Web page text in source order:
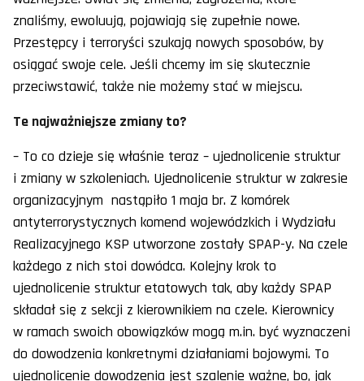
znaliśmy, ewoluują, pojawiają się zupełnie nowe.
Przestępcy i terroryści szukają nowych sposobów, by
osiągać swoje cele. Jeśli chcemy im się skutecznie
przeciwstawić, także nie możemy stać w miejscu.
Te najważniejsze zmiany to?
– To co dzieje się właśnie teraz – ujednolicenie struktur
i zmiany w szkoleniach. Ujednolicenie struktur w zakresie
organizacyjnym nastąpiło 1 maja br. Z komórek
antyterrorystycznych komend wojewódzkich i Wydziału
Realizacyjnego KSP utworzone zostały SPAP-y. Na czele
każdego z nich stoi dowódca. Kolejny krok to
ujednolicenie struktur etatowych tak, aby każdy SPAP
składał się z sekcji z kierownikiem na czele. Kierownicy
w ramach swoich obowiązków mogą m.in. być wyznaczeni
do dowodzenia konkretnymi działaniami bojowymi. To
ujednolicenie dowodzenia jest szalenie ważne, bo, jak